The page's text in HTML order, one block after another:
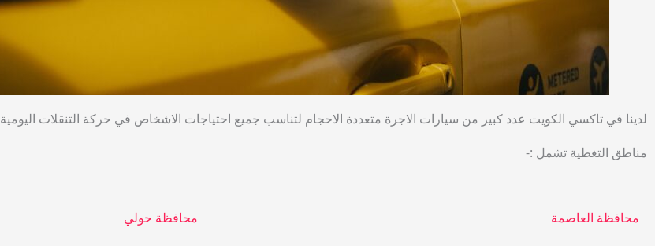
لدينا في تاكسي الكويت عدد كبير من سيارات الاجرة متعددة الاحجام لتناسب جميع احتياجات الاشخاص في حركة التنقلات اليومية
مناطق التغطية تشمل :-
محافظة العاصمة محافظة حولي